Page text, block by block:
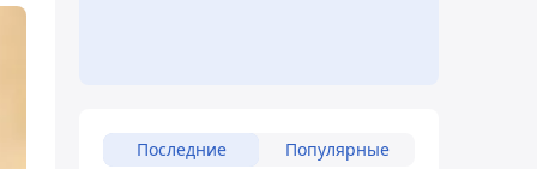
Последние Популярные